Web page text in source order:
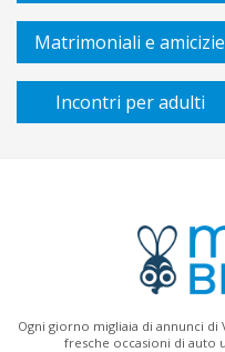
affitto
Matrimoniali e amicizie
Incontri per adulti
Ogni giorno migliaia di annunci di
fresche occasioni di auto